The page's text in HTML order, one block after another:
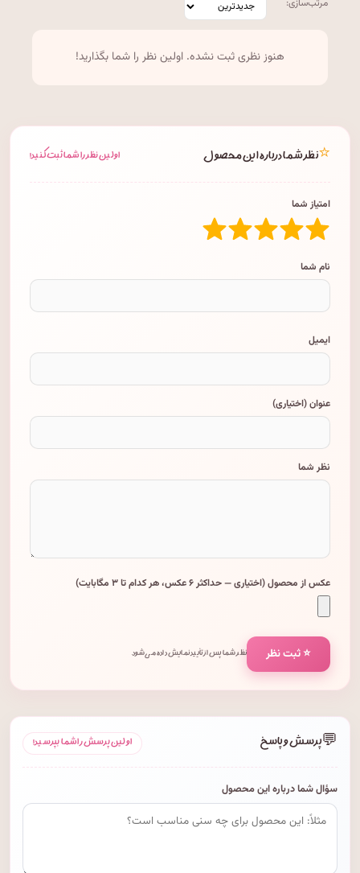
هنوز نظری ثبت نشده. اولین نظر را شما بگذارید!
⭐نظر شما درباره این محصول اولین نظر را شما ثبت کنید!
امتیاز شما
نام شما
ایمیل
عنوان (اختیاری)
نظر شما
عکس از محصول (اختیاری — حداکثر ۶ عکس، هر کدام تا ۳ مگابایت)
⭐ ثبت نظر نظر شما پس از تأیید نمایش داده می‌شود.
💬پرسش و پاسخ اولین پرسش را شما بپرسید!
سؤال شما درباره این محصول